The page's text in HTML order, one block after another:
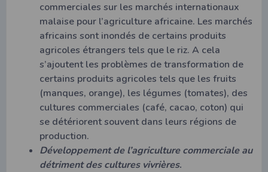
commerciales sur les marchés internationaux
malaise pour l’agriculture africaine. Les marchés
africains sont inondés de certains produits
agricoles étrangers tels que le riz. A cela
s’ajoutent les problèmes de transformation de
certains produits agricoles tels que les fruits
(manques, orange), les légumes (tomates), des
cultures commerciales (café, cacao, coton) qui
se détériorent souvent dans leurs régions de
production.
Développement de l’agriculture commerciale au
détriment des cultures vivrières.